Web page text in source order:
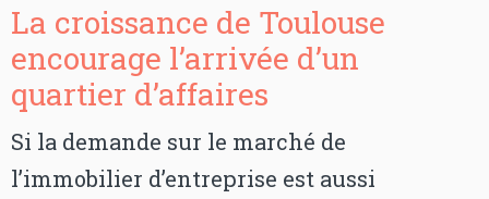
La croissance de Toulouse
encourage l’arrivée d’un
quartier d’affaires
Si la demande sur le marché de
l’immobilier d’entreprise est aussi